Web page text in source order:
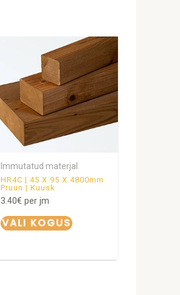
Immutatud materjal
HR4C | 45 X 95 X 4800mm
Pruun | Kuusk
3.40€ per jm
VALI KOGUS